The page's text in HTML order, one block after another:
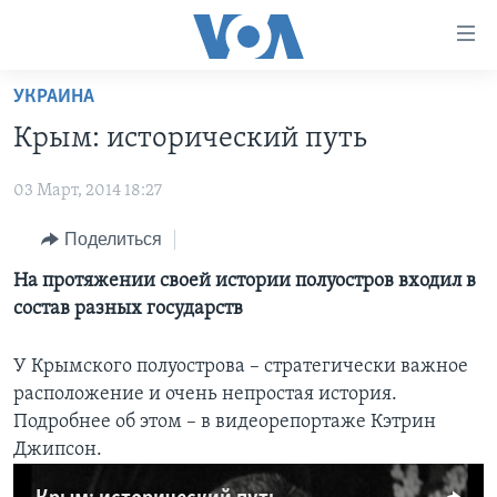
Перейти
основной
Перейти
навигации
Перейти
поиск
ПРОГРАММЫ
АМЕРИКА
НОВОСТИ ЗА МИНУТУ
ИТОГИ
ПОЧЕМУ ЭТО ВАЖНО?
ДИСКУССИЯ VOA
ДЕТАЛИ
НЬЮ-ЙОРК NEW YORK
АМЕРИКА. БОЛЬШОЕ ПУТЕШЕСТВИЕ
ПРОЕКТЫ
УЧИМ АНГЛИЙСКИЙ
НАША АМЕРИКАНСКАЯ ИСТОРИЯ
А КАК В АМЕРИКЕ?
АРТЕФАКТЫ
АМЕРИКАНСКИЕ ГОРОДКИ
ТЕСТЫ
ЭКСПЕРТИЗА
ИНТЕРВЬЮ
ФАКТЫ ПРОТИВ ФЕЙКОВ
ЗА СВОБОДУ ПРЕССЫ
УЧИМ АНГЛИЙСКИЙ
ВИДЕО
ПОДПИСКА НА НОВОСТИ
УКРАИНА
Крым: исторический путь
03 Март, 2014 18:27
Поделиться
На протяжении своей истории полуостров входил в
состав разных государств
У Крымского полуострова – стратегически важное
расположение и очень непростая история.
Подробнее об этом – в видеорепортаже Кэтрин
Джипсон.